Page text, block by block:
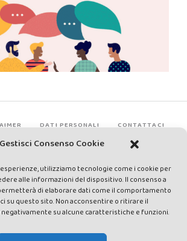
Gestisci Consenso Cookie
utilizziamo tecnologie come i cookie per
alle informazioni del dispositivo. Il consenso a
di elaborare dati come il comportamento
su questo sito. Non acconsentire o ritirare il
su alcune caratteristiche e funzioni.
DATI PERSONALI CONTATTACI
registrata presso il Tribunale di Siena con